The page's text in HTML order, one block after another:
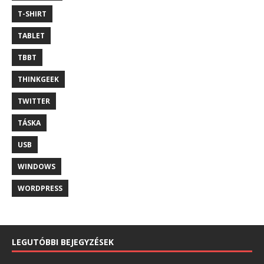
T-SHIRT
TABLET
TBBT
THINKGEEK
TWITTER
TÁSKA
USB
WINDOWS
WORDPRESS
LEGUTÓBBI BEJEGYZÉSEK